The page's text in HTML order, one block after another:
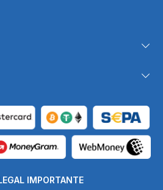
IMPORTANTE